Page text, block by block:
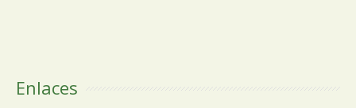
Enlaces